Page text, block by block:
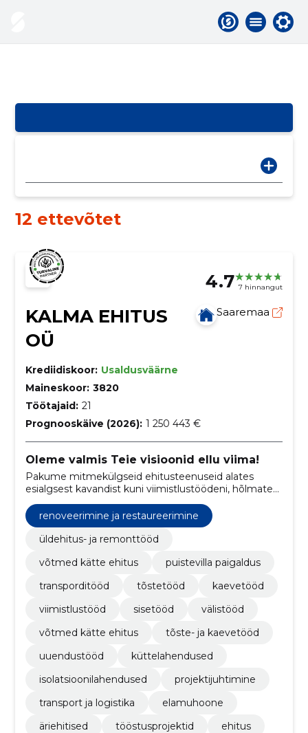
12 ettevõtet
4.7 7 hinnangut
KALMA EHITUS
OÜ
Saaremaa
Krediidiskoor: Usaldusväärne
Maineskoor: 3820
Töötajaid: 21
Prognooskäive (2026): 1 250 443 €
Oleme valmis Teie visioonid ellu viima!
Pakume mitmekülgseid ehitusteenuseid alates
esialgsest kavandist kuni viimistlustöödeni, hõlmates
nii sisetöid, välistöid kui ka transpordi- ja kaevetöid.
renoveerimine ja restaureerimine
üldehitus- ja remonttööd
võtmed kätte ehitus
puistevilla paigaldus
transporditööd
tõstetööd
kaevetööd
viimistlustööd
sisetööd
välistööd
võtmed kätte ehitus
tõste- ja kaevetööd
uuendustööd
küttelahendused
isolatsioonilahendused
projektijuhtimine
transport ja logistika
elamuhoone
äriehitised
tööstusprojektid
ehitus